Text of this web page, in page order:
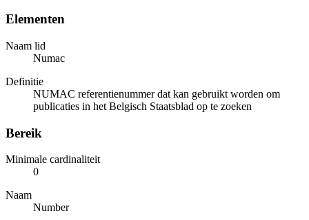
Elementen
Naam lid
Numac
Definitie
NUMAC referentienummer dat kan gebruikt worden om
publicaties in het Belgisch Staatsblad op te zoeken
Bereik
Minimale cardinaliteit
0
Naam
Number